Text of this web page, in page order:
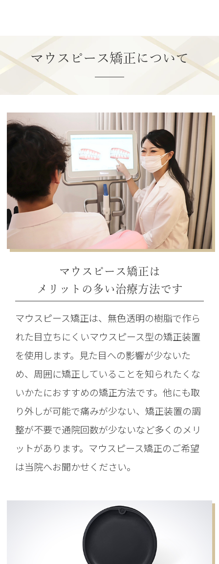
マウスピース矯正について
マウスピース矯正は
メリットの多い治療方法です
マウスピース矯正は、無色透明の樹脂で作ら
れた目立ちにくいマウスピース型の矯正装置
を使用します。見た目への影響が少ないた
め、周囲に矯正していることを知られたくな
いかたにおすすめの矯正方法です。他にも取
り外しが可能で痛みが少ない、矯正装置の調
整が不要で通院回数が少ないなど多くのメリ
ットがあります。マウスピース矯正のご希望
は当院へお聞かせください。